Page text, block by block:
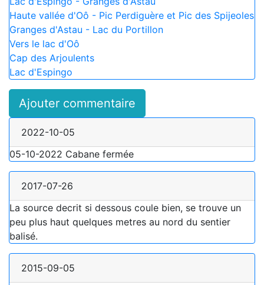
Haute vallée d'Oô - Pic Perdiguère et Pic des Spijeoles
Granges d'Astau - Lac du Portillon
Vers le lac d'Oô
Cap des Arjoulents
Lac d'Espingo
Ajouter commentaire
2022-10-05
05-10-2022 Cabane fermée
2017-07-26
La source decrit si dessous coule bien, se trouve un
peu plus haut quelques metres au nord du sentier
balisé.
2015-09-05